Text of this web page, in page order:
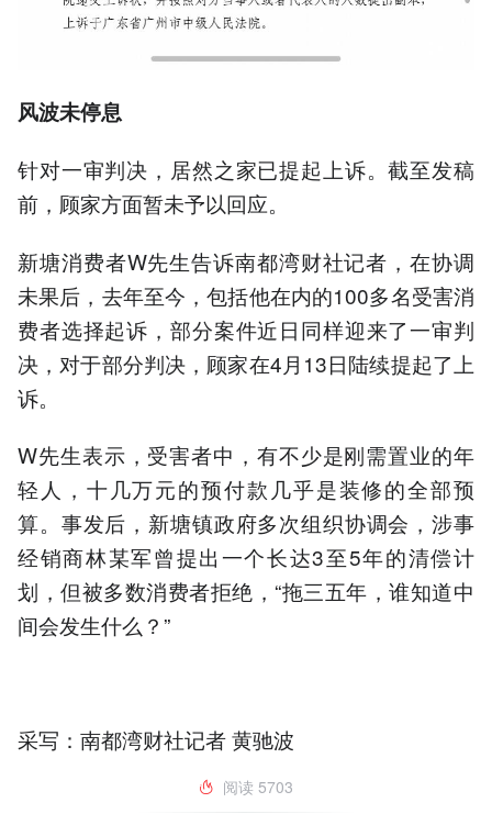
风波未停息
针对一审判决，居然之家已提起上诉。截至发稿
前，顾家方面暂未予以回应。
新塘消费者W先生告诉南都湾财社记者，在协调
未果后，去年至今，包括他在内的100多名受害消
费者选择起诉，部分案件近日同样迎来了一审判
决，对于部分判决，顾家在4月13日陆续提起了上
诉。
W先生表示，受害者中，有不少是刚需置业的年
轻人，十几万元的预付款几乎是装修的全部预
算。事发后，新塘镇政府多次组织协调会，涉事
经销商林某军曾提出一个长达3至5年的清偿计
划，但被多数消费者拒绝，“拖三五年，谁知道中
间会发生什么？”
采写：南都湾财社记者 黄驰波
阅读 5703